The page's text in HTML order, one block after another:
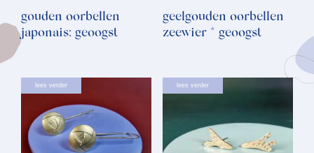
gouden oorbellen
japonais: geoogst
geelgouden oorbellen
zeewier * geoogst
lees verder lees verder